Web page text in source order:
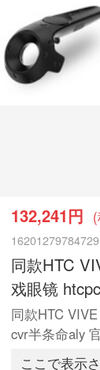
132,241円
16201279784729
同款HTC
戏眼镜
同款HTC
cvr半条命aly
ここで表示